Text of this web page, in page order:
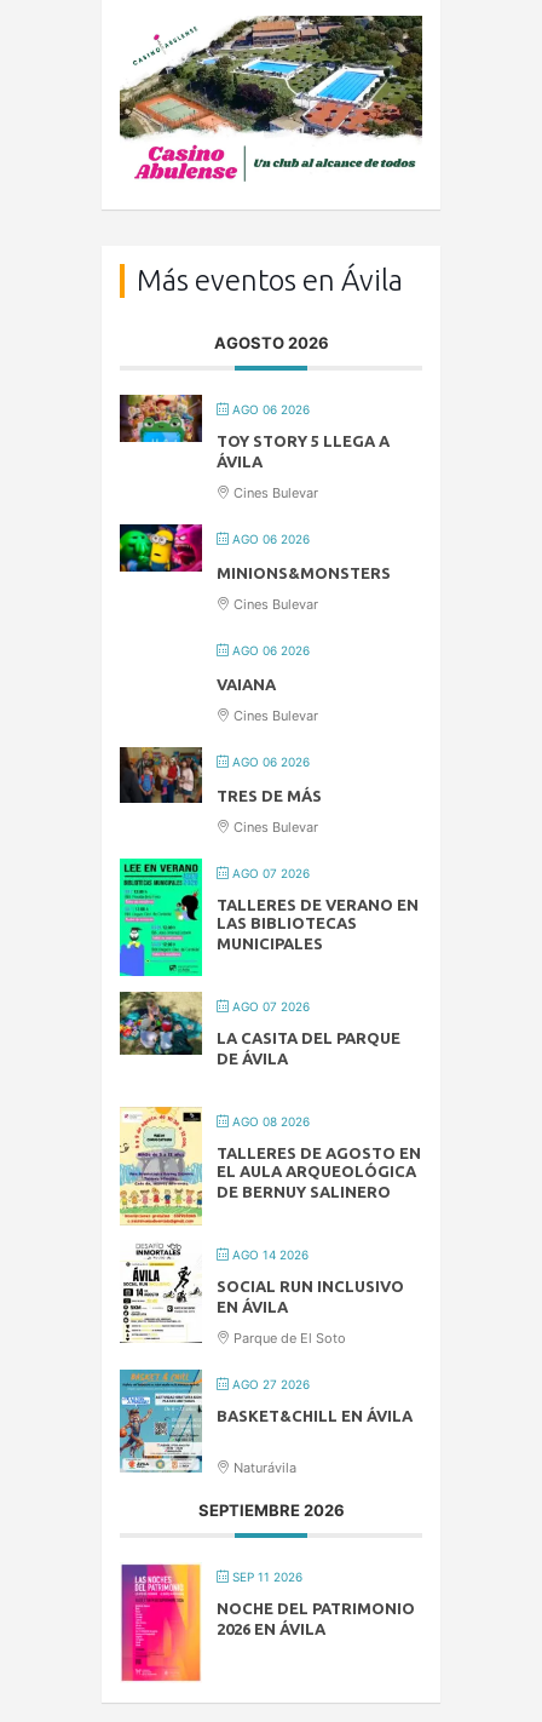
Más eventos en Ávila
AGOSTO 2026
AGO 06 2026
TOY STORY 5 LLEGA A
ÁVILA
Cines Bulevar
AGO 06 2026
MINIONS&MONSTERS
Cines Bulevar
AGO 06 2026
VAIANA
Cines Bulevar
AGO 06 2026
TRES DE MÁS
Cines Bulevar
AGO 07 2026
TALLERES DE VERANO EN
LAS BIBLIOTECAS
MUNICIPALES
AGO 07 2026
LA CASITA DEL PARQUE
DE ÁVILA
AGO 08 2026
TALLERES DE AGOSTO EN
EL AULA ARQUEOLÓGICA
DE BERNUY SALINERO
AGO 14 2026
SOCIAL RUN INCLUSIVO
EN ÁVILA
Parque de El Soto
AGO 27 2026
BASKET&CHILL EN ÁVILA
Naturávila
SEPTIEMBRE 2026
SEP 11 2026
NOCHE DEL PATRIMONIO
2026 EN ÁVILA